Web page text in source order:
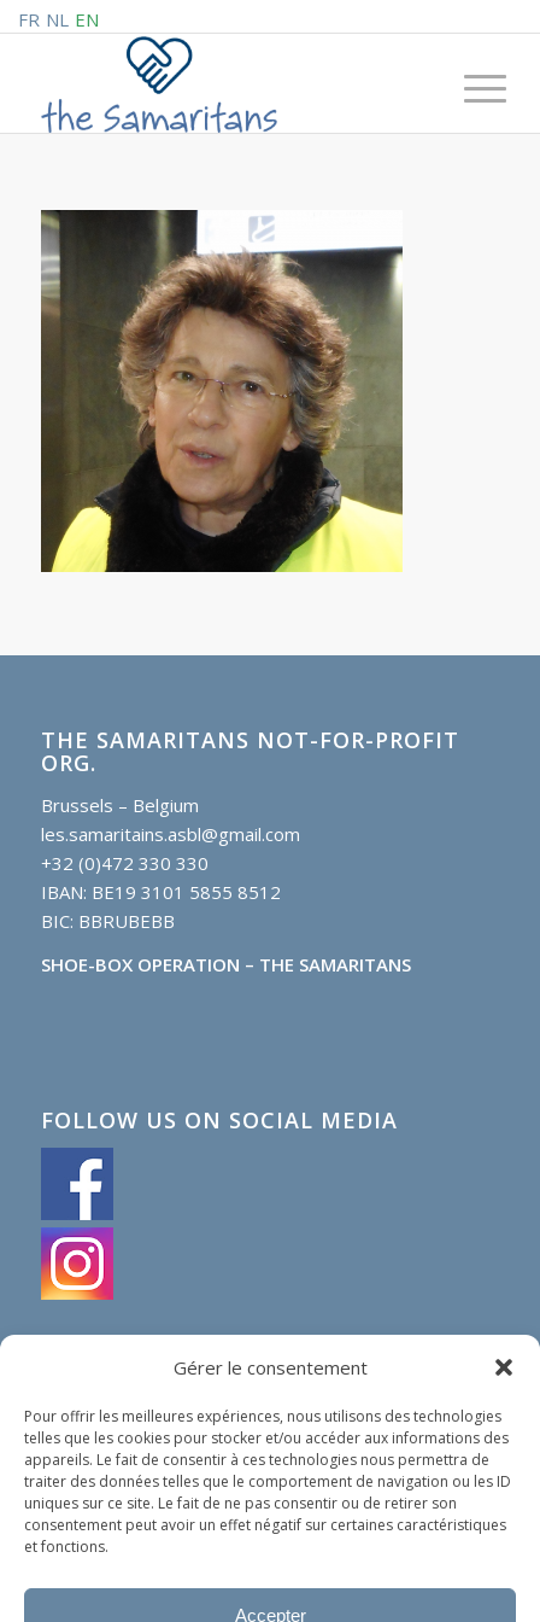
Gérer le consentement
Pour offrir les meilleures expériences, nous utilisons des technologies
telles que les cookies pour stocker et/ou accéder aux informations des
appareils. Le fait de consentir à ces technologies nous permettra de
traiter des données telles que le comportement de navigation ou les ID
uniques sur ce site. Le fait de ne pas consentir ou de retirer son
consentement peut avoir un effet négatif sur certaines caractéristiques
et fonctions.
Accepter
FR NL EN
THE SAMARITANS NOT-FOR-PROFIT
ORG.
Brussels – Belgium
les.samaritains.asbl@gmail.com
+32 (0)472 330 330
IBAN: BE19 3101 5855 8512
BIC: BBRUBEBB
SHOE-BOX OPERATION – THE SAMARITANS
FOLLOW US ON SOCIAL MEDIA
IN SHORT
Our organization does not spread any political nor
religious ideology. Our only goal is to help people in
need, whoever they are and wherever they come